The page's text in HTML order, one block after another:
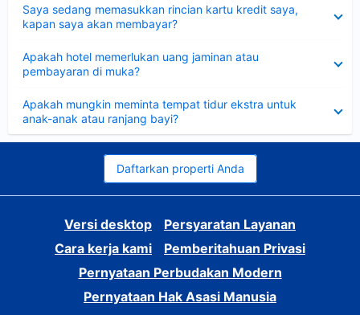
Saya sedang memasukkan rincian kartu kredit saya,
kapan saya akan membayar?
Apakah hotel memerlukan uang jaminan atau
pembayaran di muka?
Apakah mungkin meminta tempat tidur ekstra untuk
anak-anak atau ranjang bayi?
Daftarkan properti Anda
Versi desktop
Persyaratan Layanan
Cara kerja kami
Pemberitahuan Privasi
Pernyataan Perbudakan Modern
Pernyataan Hak Asasi Manusia